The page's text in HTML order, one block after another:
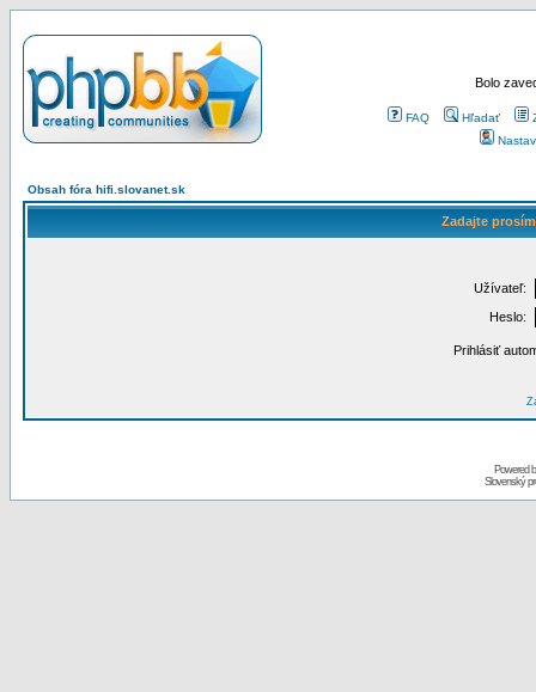
Bolo
FAQ Hľadať
Obsah fóra hifi.slovanet.sk
Zadajte
Užívateľ:
Heslo:
Prihlásiť
Powered
Slovenský